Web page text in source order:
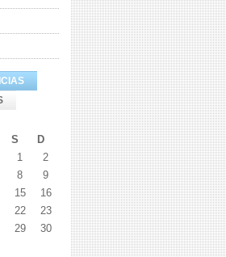
S D
1
2
8
9
15
16
22
23
29
30